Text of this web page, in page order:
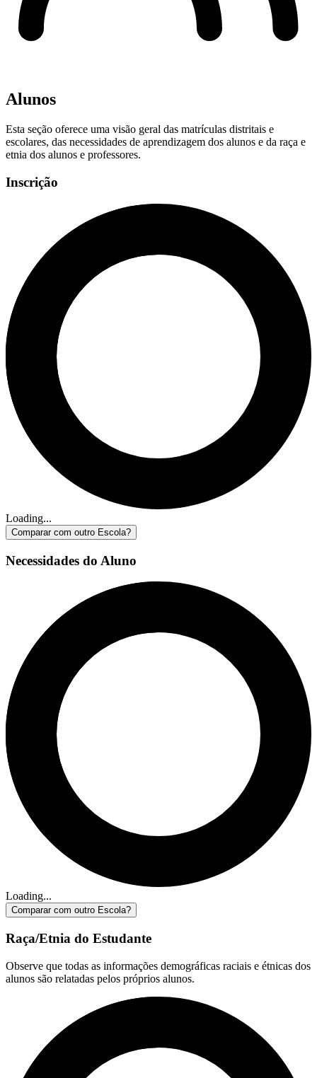
Alunos
Esta seção oferece uma visão geral das matrículas distritais e
escolares, das necessidades de aprendizagem dos alunos e da raça e
etnia dos alunos e professores.
Inscrição
Loading...
Comparar com outro Escola?
Necessidades do Aluno
Loading...
Comparar com outro Escola?
Raça/Etnia do Estudante
Observe que todas as informações demográficas raciais e étnicas dos
alunos são relatadas pelos próprios alunos.